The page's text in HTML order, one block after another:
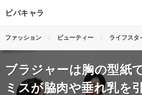
ビバキャラ
ファッション ビューティー ライフスタ
ブラジャーは胸の型紙
ミスが脇肉や垂れ乳を